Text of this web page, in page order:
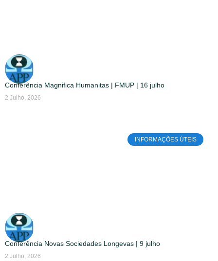
Conferência Magnifica Humanitas | FMUP | 16 julho
2 Julho, 2026
INFORMAÇÕES ÚTEIS
Conferência Novas Sociedades Longevas | 9 julho
2 Julho, 2026